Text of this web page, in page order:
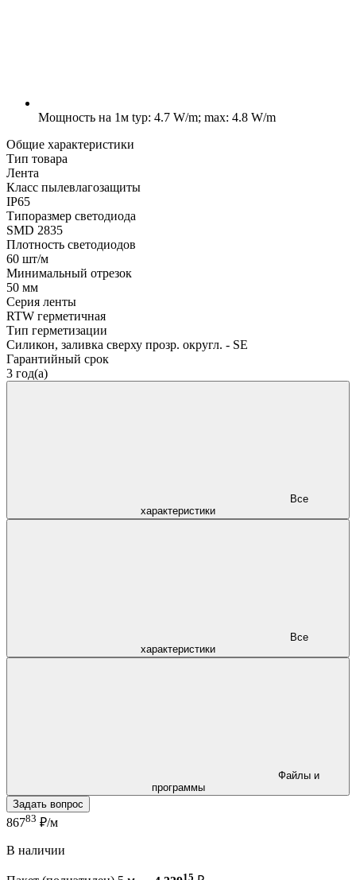
Мощность на 1м typ: 4.7 W/m; max: 4.8 W/m
Общие характеристики
Тип товара
Лента
Класс пылевлагозащиты
IP65
Типоразмер светодиода
SMD 2835
Плотность светодиодов
60 шт/м
Минимальный отрезок
50 мм
Серия ленты
RTW герметичная
Тип герметизации
Силикон, заливка сверху прозр. округл. - SE
Гарантийный срок
3 год(а)
характеристики
характеристики
программы
Задать вопрос
86783 ₽/м
В наличии
15